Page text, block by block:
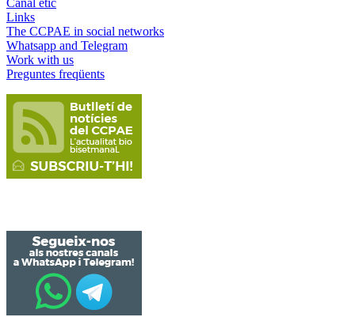
Canal ètic
Links
The CCPAE in social networks
Whatsapp and Telegram
Work with us
Preguntes freqüents